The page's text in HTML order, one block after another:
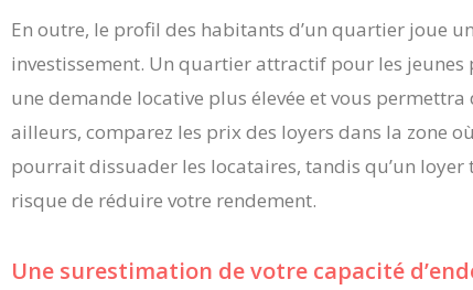
En outre, le profil des habitants d’un quartier joue
investissement. Un quartier attractif pour les
une demande locative plus élevée et vous
ailleurs, comparez les prix des loyers dans la zone
pourrait dissuader les locataires, tandis qu’un
risque de réduire votre rendement.
Une surestimation de votre capacité